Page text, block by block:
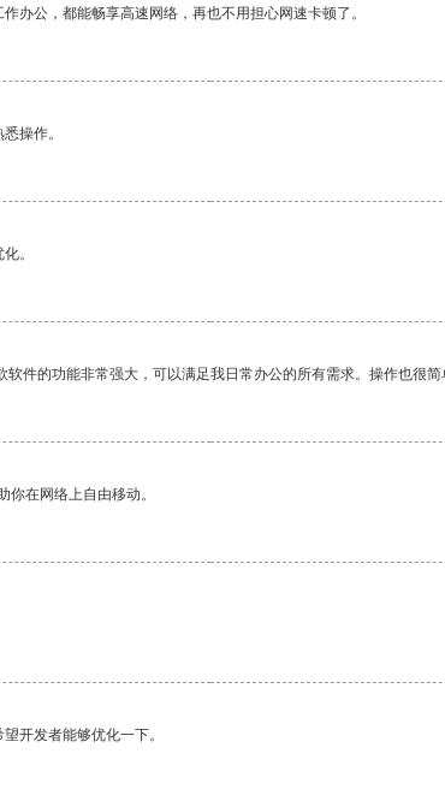
办公，都能畅享高速网络，再也不用担心网速卡顿了。
操作。
。
件的功能非常强大，可以满足我日常办公的所有需求。操作也很简
在网络上自由移动。
开发者能够优化一下。